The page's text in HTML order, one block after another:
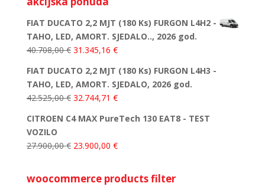
FIAT DUCATO 2,2 MJT (180 Ks) FURGON L4H2 -
TAHO, LED, AMORT. SJEDALO.., 2026 god.
40.708,00€ 31.345,16 €
FIAT DUCATO 2,2 MJT (180 Ks) FURGON L4H3 -
TAHO, LED, AMORT. SJEDALO, 2026 god.
42.525,00€ 32.744,71 €
CITROEN C4 MAX PureTech 130 EAT8 - TEST
VOZILO
27.900,00€ 23.900,00 €
woocommerce products filter